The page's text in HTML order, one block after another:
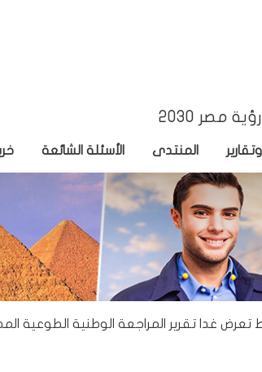
مصر 2030
المنتدى الأسئلة الشائعة
تعرض غدا تقرير المراجعة الوطنية الطوعية